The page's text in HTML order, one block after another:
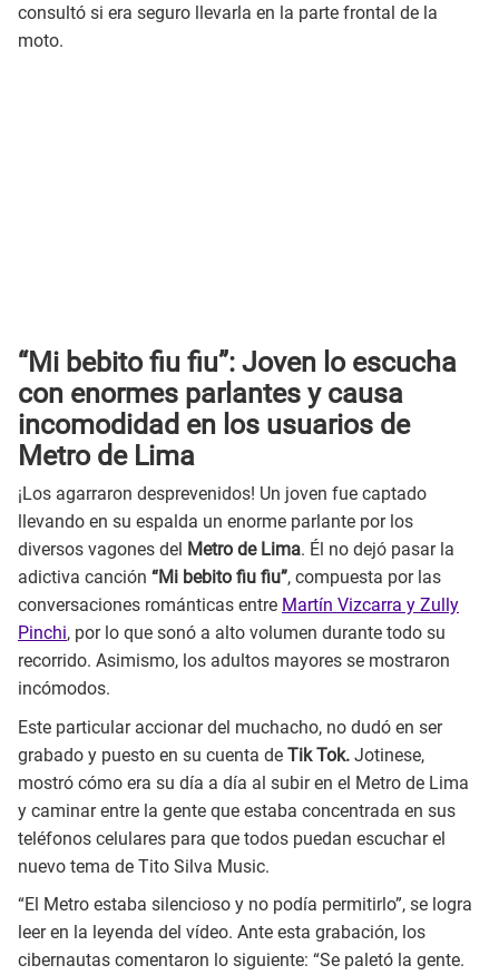
consultó si era seguro llevarla en la parte frontal de la
moto.
“Mi bebito fiu fiu”: Joven lo escucha
con enormes parlantes y causa
incomodidad en los usuarios de
Metro de Lima
¡Los agarraron desprevenidos! Un joven fue captado
llevando en su espalda un enorme parlante por los
diversos vagones del Metro de Lima. Él no dejó pasar la
adictiva canción “Mi bebito fiu fiu”, compuesta por las
conversaciones románticas entre Martín Vizcarra y Zully
Pinchi, por lo que sonó a alto volumen durante todo su
recorrido. Asimismo, los adultos mayores se mostraron
incómodos.
Este particular accionar del muchacho, no dudó en ser
grabado y puesto en su cuenta de Tik Tok. Jotinese,
mostró cómo era su día a día al subir en el Metro de Lima
y caminar entre la gente que estaba concentrada en sus
teléfonos celulares para que todos puedan escuchar el
nuevo tema de Tito Silva Music.
“El Metro estaba silencioso y no podía permitirlo”, se logra
leer en la leyenda del vídeo. Ante esta grabación, los
cibernautas comentaron lo siguiente: “Se paletó la gente.